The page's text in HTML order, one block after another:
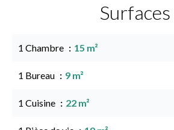
Surfaces
1 Chambre 15 m²
1 Bureau 9 m²
1 Cuisine 22 m²